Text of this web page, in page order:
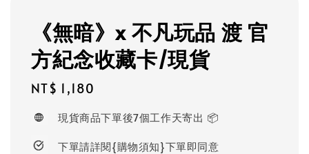
《無暗》x 不凡玩品 渡 官
方紀念收藏卡/現貨
Regular
NT$ 1,180
現貨商品下單後7個工作天寄出 📦
下單請詳閱{購物須知}下單即同意